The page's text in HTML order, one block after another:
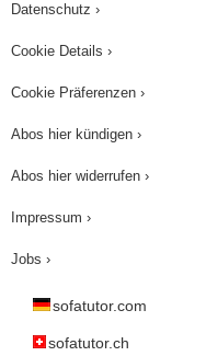
Datenschutz ›
Cookie Details ›
Cookie Präferenzen ›
Abos hier kündigen ›
Abos hier widerrufen ›
Impressum ›
Jobs ›
sofatutor.com
sofatutor.ch